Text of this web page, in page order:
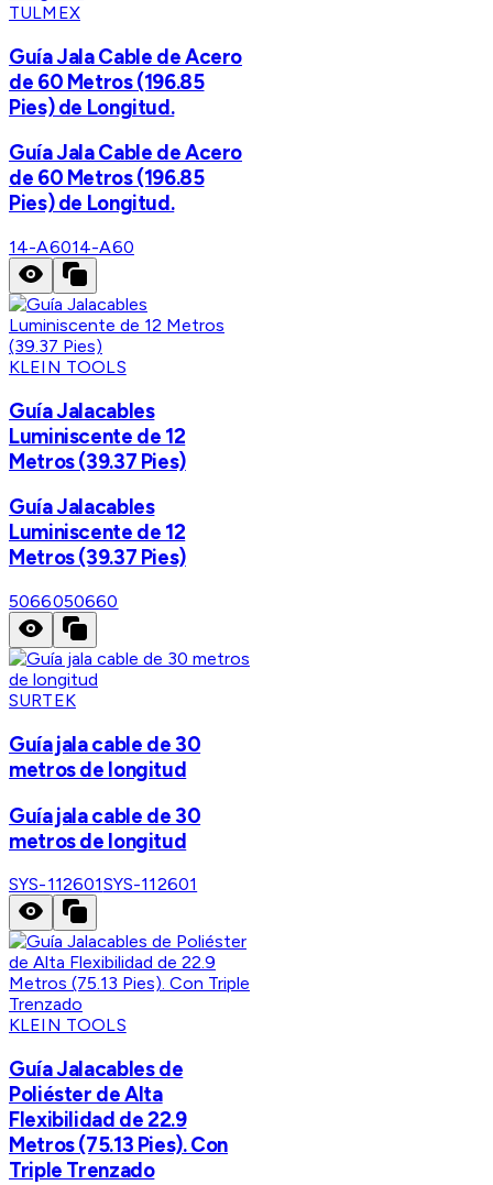
TULMEX
Guía Jala Cable de Acero
de 60 Metros (196.85
Pies) de Longitud.
Guía Jala Cable de Acero
de 60 Metros (196.85
Pies) de Longitud.
14-A6014-A60
KLEIN TOOLS
Guía Jalacables
Luminiscente de 12
Metros (39.37 Pies)
Guía Jalacables
Luminiscente de 12
Metros (39.37 Pies)
5066050660
SURTEK
Guía jala cable de 30
metros de longitud
Guía jala cable de 30
metros de longitud
SYS-112601SYS-112601
KLEIN TOOLS
Guía Jalacables de
Poliéster de Alta
Flexibilidad de 22.9
Metros (75.13 Pies). Con
Triple Trenzado